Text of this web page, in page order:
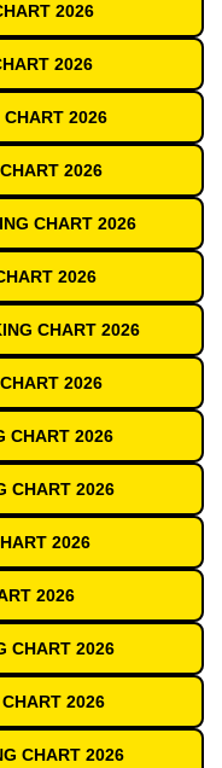
2026
2026
CHART 2026
2026
CHART 2026
2026
CHART 2026
2026
CHART 2026
CHART 2026
2026
2026
CHART 2026
2026
CHART 2026